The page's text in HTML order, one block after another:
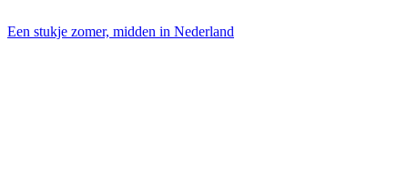
Een stukje zomer, midden in Nederland